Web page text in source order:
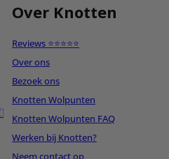
Over Knotten
Reviews ⭐⭐⭐⭐⭐
Over ons
Bezoek ons
Knotten Wolpunten
Knotten Wolpunten FAQ
Werken bij Knotten?
Neem contact op